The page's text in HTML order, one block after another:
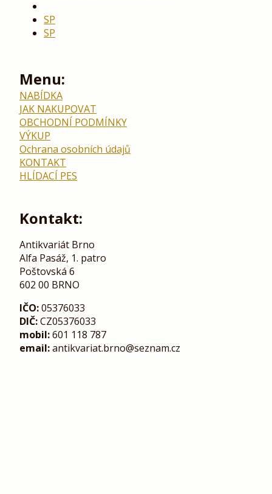
SP
SP
Menu:
NABÍDKA
JAK NAKUPOVAT
OBCHODNÍ PODMÍNKY
VÝKUP
Ochrana osobních údajů
KONTAKT
HLÍDACÍ PES
Kontakt:
Antikvariát Brno
Alfa Pasáž, 1. patro
Poštovská 6
602 00 BRNO
IČO:05376033
DIČ:CZ05376033
mobil:601 118 787
email:antikvariat.brno@seznam.cz